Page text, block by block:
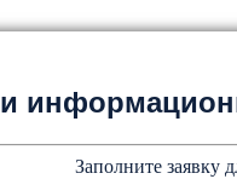
Заполните заявку